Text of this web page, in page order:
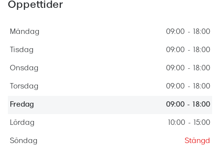
Burberry
Emporio
Dolce
Öppettider
Måndag 09:00 - 18:00
Tisdag 09:00 - 18:00
Onsdag 09:00 - 18:00
Torsdag 09:00 - 18:00
Fredag 09:00 - 18:00
Lördag 10:00 - 15:00
Söndag Stängd